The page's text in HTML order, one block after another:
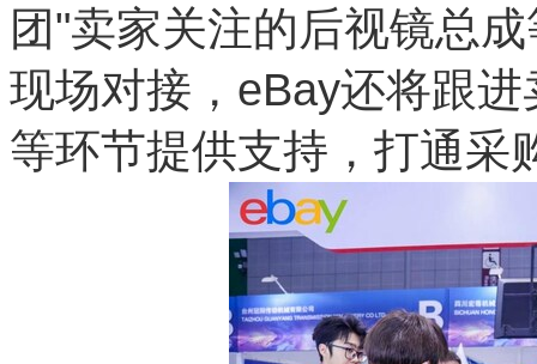
团"卖家关注的后视镜总
现场对接，eBay还将跟
等环节提供支持，打通采